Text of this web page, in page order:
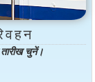
चुनें।